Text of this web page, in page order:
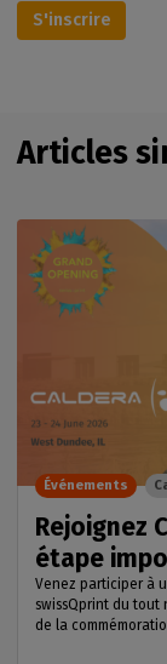
S'inscrire
Articles
Rejoignez
étape
Venez participer à
swissQprint du tout
de la
Événements